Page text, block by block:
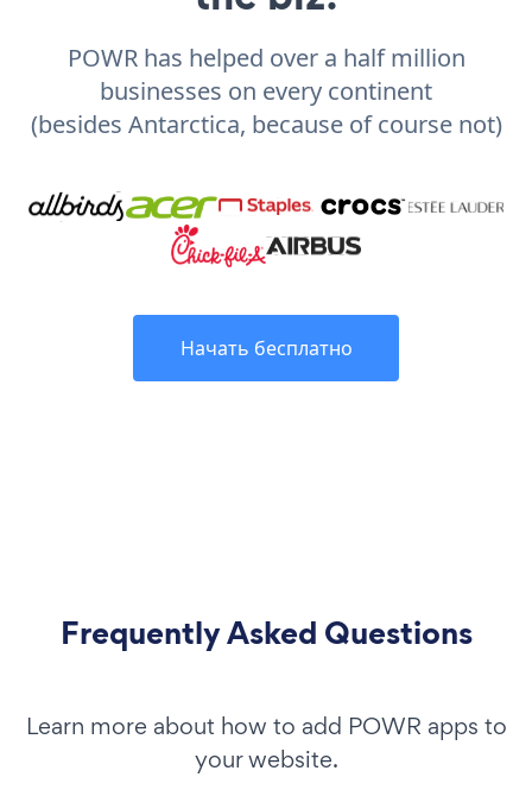
POWR has helped over a half million
businesses on every continent
(besides Antarctica, because of course not)
Начать бесплатно
Frequently Asked Questions
Learn more about how to add POWR apps to
your website.